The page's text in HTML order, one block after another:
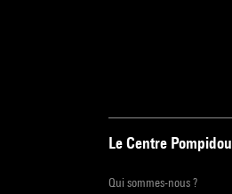
Le Centre Pompidou
Qui sommes-nous ?